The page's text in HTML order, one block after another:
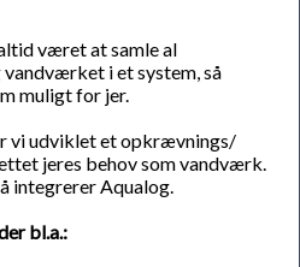
været at samle al
i et system, så
muligt for jer.
vi udviklet et opkrævnings/
jeres behov som vandværk.
integrerer Aqualog.
bl.a.: